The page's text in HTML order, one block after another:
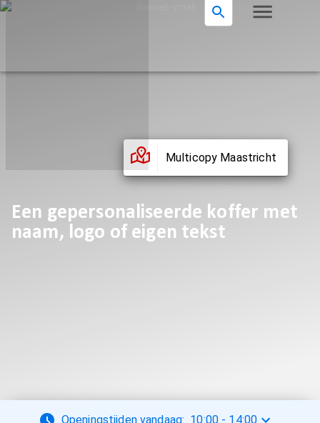
Multicopy Maastricht
Een gepersonaliseerde koffer met
naam, logo of eigen tekst
Openingstijden vandaag: 10:00 - 14:00